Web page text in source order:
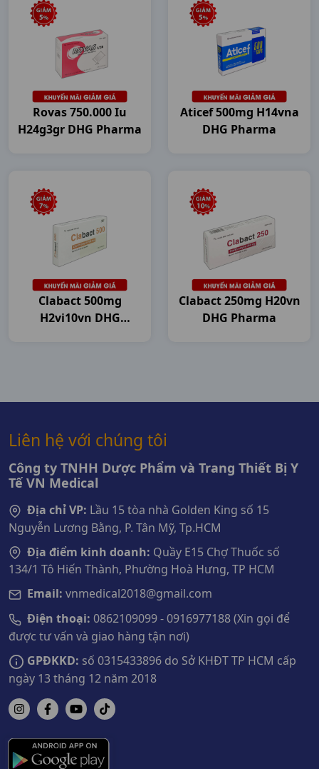
Rovas 750.000 Iu
H24g3gr DHG Pharma
Aticef 500mg H14vna
DHG Pharma
Clabact 500mg
H2vi10vn DHG
Clabact 250mg H20vn
DHG Pharma
Liên hệ với chúng tôi
Công ty TNHH Dược Phẩm và Trang Thiết Bị Y
Tế VN Medical
Địa chỉ VP: Lầu 15 tòa nhà Golden King số 15
Nguyễn Lương Bằng, P. Tân Mỹ, Tp.HCM
Địa điểm kinh doanh: Quầy E15 Chợ Thuốc số
134/1 Tô Hiến Thành, Phường Hoà Hưng, TP HCM
Email: vnmedical2018@gmail.com
Điện thoại: 0862109099 - 0916977188 (Xin gọi để
được tư vấn và giao hàng tận nơi)
GPĐKKD: số 0315433896 do Sở KHĐT TP HCM cấp
ngày 13 tháng 12 năm 2018